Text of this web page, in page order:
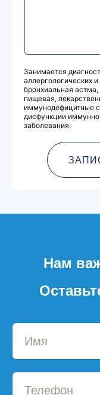
Занимается
аллергологических
бронхиальная астма,
пищевая,
иммунодефицитные
дисфункции
заболевания.
Нам